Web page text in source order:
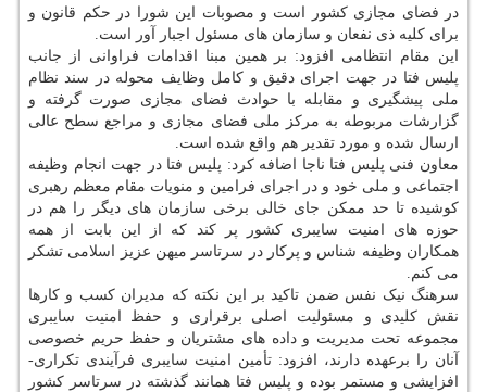
در فضای مجازی کشور است و مصوبات این شورا در حکم قانون و
برای کلیه ذی نفعان و سازمان های مسئول اجبار آور است.
این مقام انتظامی افزود: بر همین مبنا اقدامات فراوانی از جانب
پلیس فتا در جهت اجرای دقیق و کامل وظایف محوله در سند نظام
ملی پیشگیری و مقابله با حوادث فضای مجازی صورت گرفته و
گزارشات مربوطه به مرکز ملی فضای مجازی و مراجع سطح عالی
ارسال شده و مورد تقدیر هم واقع شده است.
معاون فنی پلیس فتا ناجا اضافه کرد: پلیس فتا در جهت انجام وظیفه
اجتماعی و ملی خود و در اجرای فرامین و منویات مقام معظم رهبری
کوشیده تا حد ممکن جای خالی برخی سازمان های دیگر را هم در
حوزه های امنیت سایبری کشور پر کند که از این بابت از همه
همکاران وظیفه شناس و پرکار در سرتاسر میهن عزیز اسلامی تشکر
می کنم.
سرهنگ نیک نفس ضمن تاکید بر این نکته که مدیران کسب و کارها
نقش کلیدی و مسئولیت اصلی برقراری و حفظ امنیت سایبری
مجموعه تحت مدیریت و داده های مشتریان و حفظ حریم خصوصی
آنان را برعهده دارند، افزود: تأمین امنیت سایبری فرآیندی تکراری-
افزایشی و مستمر بوده و پلیس فتا همانند گذشته در سرتاسر کشور